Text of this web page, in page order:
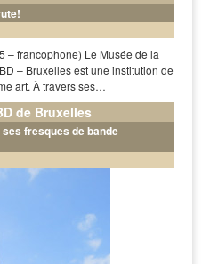
– francophone) Le Musée de la
– Bruxelles est une institution de
art. À travers ses…
de Bruxelles
fresques de bande